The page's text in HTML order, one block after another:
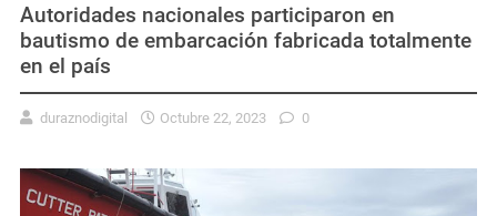
Autoridades nacionales participaron en
bautismo de embarcación fabricada totalmente
en el país
duraznodigital Octubre 22, 2023 0